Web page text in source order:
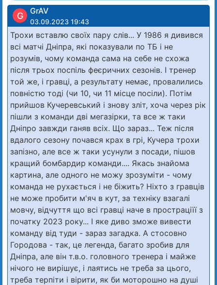
G GrAV
03.09.2023 19:43
Трохи вставлю своїх пару слів... У 1986 я дивився
всі матчі Дніпра, які показували по ТБ і не
розумів, чому команда сама на себе не схожа
після трьох поспіль феєричних сезонів. І тренер
той же, і гравці, а результату немає, провалились
повністю тоді (чи 10, чи 11 місце посіли). Потім
прийшов Кучеревський і знову зліт, хоча через рік
пішли з команди дві мегазірки, та все ж таки
Дніпро завжди ганяв всіх. Що зараз... Теж після
вдалого сезону почався крах в грі, Кучера трохи
запізно, але все ж таки усунули з посади, пішов
кращий бомбардир команди.... Якась знайома
картина, але одного не можу зрозуміти - чому
команда не рухається і не біжить? Ніхто з гравців
не може пробити м'яч в кут, за техніку взагалі
мовчу, відчуття що всі гравці наче в простраціїї з
початку 2023 року... І яке диво зможе вивести
команду від туди - зараз загадка. А стосовно
Городова - так, це легенда, багато зробив для
Дніпра, але він т.в.о. головного тренера і майже
нічого не вирішує, і лаятись не треба за цього,
треба терпіти і вірити, як би моторошно на душі